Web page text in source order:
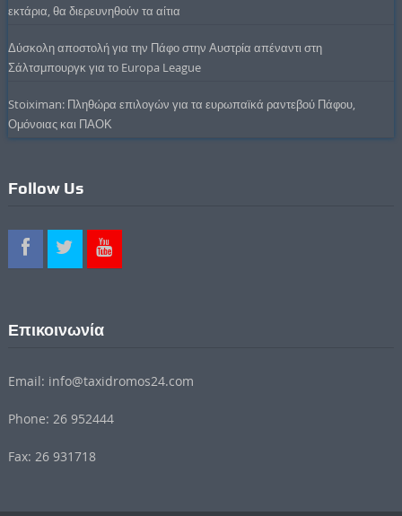
εκτάρια, θα διερευνηθούν τα αίτια
Δύσκολη αποστολή για την Πάφο στην Αυστρία απέναντι στη
Σάλτσμπουργκ για το Europa League
Stoiximan: Πληθώρα επιλογών για τα ευρωπαϊκά ραντεβού Πάφου,
Ομόνοιας και ΠΑΟΚ
Follow Us
Επικοινωνία
Email: info@taxidromos24.com
Phone: 26 952444
Fax: 26 931718